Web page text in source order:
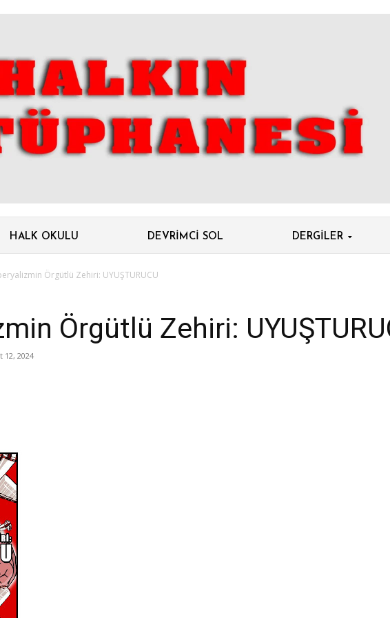
HALK OKULU DEVRIMCI SOL DERGILER
Örgütlü Zehiri: UYUŞTURUCU
Örgütlü Zehiri:
12, 2024